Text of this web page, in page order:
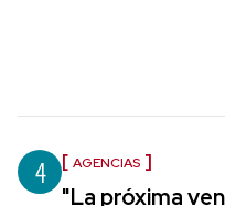
4 AGENCIAS
"La próxima